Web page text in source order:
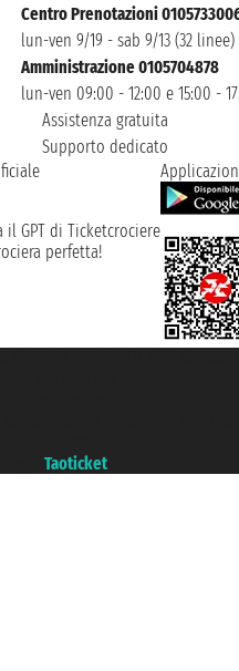
Centro Prenotazioni
lun-ven 9/19 - sab 9/13 (32 linee)
Amministrazione 0105704878
lun-ven 09:00 - 12:00 e 15:00 -
Assistenza gratuita
Supporto dedicato
il GPT di Ticketcrociere
perfetta!
Taoticket